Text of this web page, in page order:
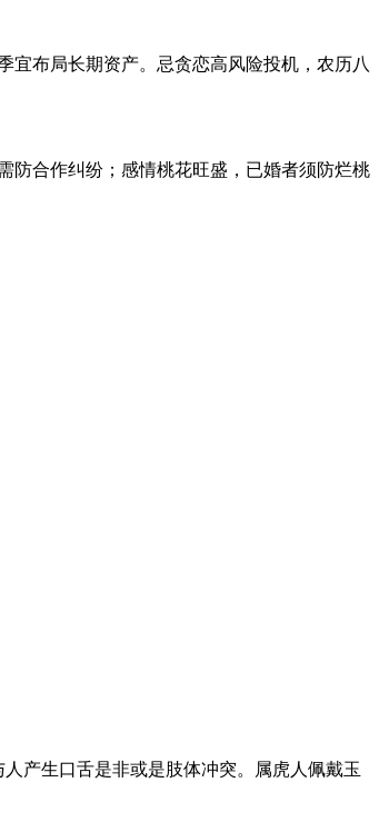
布局长期资产。忌贪恋高风险投机，农历八
合作纠纷；感情桃花旺盛，已婚者须防烂桃
产生口舌是非或是肢体冲突。属虎人佩戴玉